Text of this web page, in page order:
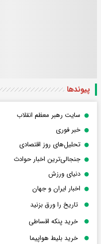
پیوندها
سایت رهبر معظم انقلاب
خبر فوری
تحلیل‌های روز اقتصادی
جنجالی‌ترین اخبار حوادث
دنیای ورزش
اخبار ایران و جهان
تاریخ را ورق بزنید
خرید پنکه اقساطی
خرید بلیط هواپیما